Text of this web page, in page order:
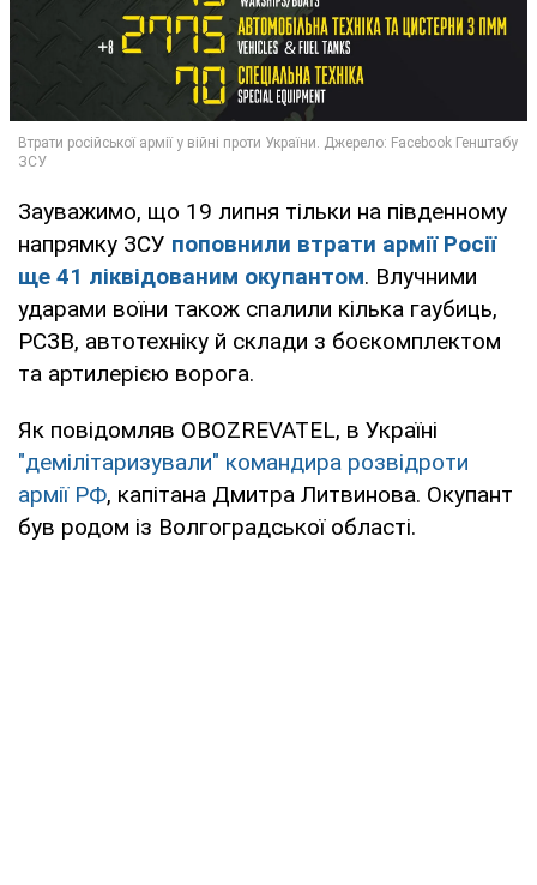
Зауважимо, що 19 липня тільки на південному
напрямку ЗСУ поповнили втрати армії Росії
ще 41 ліквідованим окупантом. Влучними
ударами воїни також спалили кілька гаубиць,
РСЗВ, автотехніку й склади з боєкомплектом
та артилерією ворога.
Як повідомляв OBOZREVATEL, в Україні
"демілітаризували" командира розвідроти
армії РФ, капітана Дмитра Литвинова. Окупант
був родом із Волгоградської області.